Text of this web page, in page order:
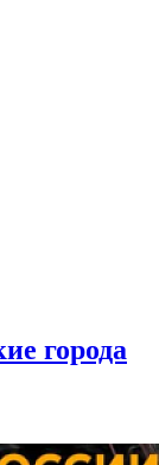
города